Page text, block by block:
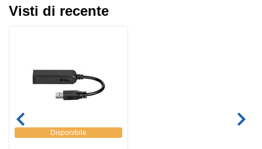
Visti di recente
Disponibile